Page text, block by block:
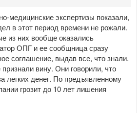
медицинские экспертизы показали,
в этот период времени не рожали.
из них вообще оказались
ОПГ и ее сообщница сразу
соглашение, выдав все, что знали.
вину. Они говорили, что
легких денег. По предъявленному
грозит до 10 лет лишения